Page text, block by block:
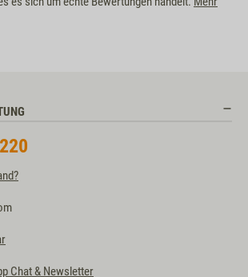
Chat & Newsletter